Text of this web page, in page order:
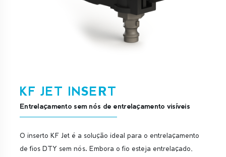
KF JET INSERT
Entrelaçamento sem nós de entrelaçamento visíveis
O inserto KF Jet é a solução ideal para o entrelaçamento
de fios DTY sem nós. Embora o fio esteja entrelaçado,